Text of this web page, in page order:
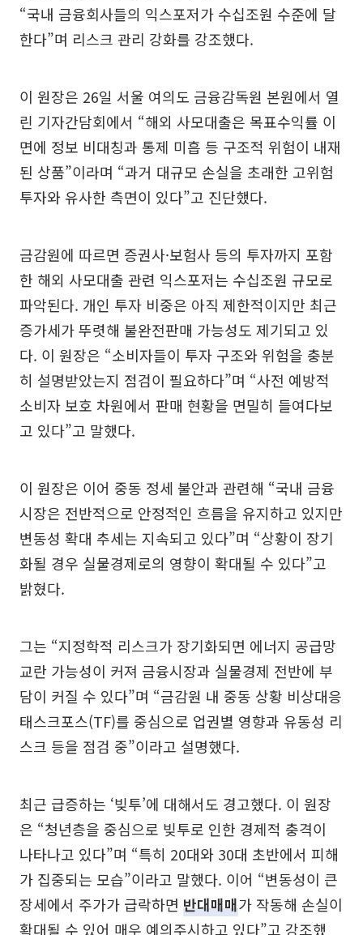
“국내 금융회사들의 익스포저가 수십조원 수준에 달
한다”며 리스크 관리 강화를 강조했다.
이 원장은 26일 서울 여의도 금융감독원 본원에서 열
린 기자간담회에서 “해외 사모대출은 목표수익률 이
면에 정보 비대칭과 통제 미흡 등 구조적 위험이 내재
된 상품”이라며 “과거 대규모 손실을 초래한 고위험
투자와 유사한 측면이 있다”고 진단했다.
금감원에 따르면 증권사·보험사 등의 투자까지 포함
한 해외 사모대출 관련 익스포저는 수십조원 규모로
파악된다. 개인 투자 비중은 아직 제한적이지만 최근
증가세가 뚜렷해 불완전판매 가능성도 제기되고 있
다. 이 원장은 “소비자들이 투자 구조와 위험을 충분
히 설명받았는지 점검이 필요하다”며 “사전 예방적
소비자 보호 차원에서 판매 현황을 면밀히 들여다보
고 있다”고 말했다.
이 원장은 이어 중동 정세 불안과 관련해 “국내 금융
시장은 전반적으로 안정적인 흐름을 유지하고 있지만
변동성 확대 추세는 지속되고 있다”며 “상황이 장기
화될 경우 실물경제로의 영향이 확대될 수 있다”고
밝혔다.
그는 “지정학적 리스크가 장기화되면 에너지 공급망
교란 가능성이 커져 금융시장과 실물경제 전반에 부
담이 커질 수 있다”며 “금감원 내 중동 상황 비상대응
태스크포스(TF)를 중심으로 업권별 영향과 유동성 리
스크 등을 점검 중”이라고 설명했다.
최근 급증하는 ‘빚투’에 대해서도 경고했다. 이 원장
은 “청년층을 중심으로 빚투로 인한 경제적 충격이
나타나고 있다”며 “특히 20대와 30대 초반에서 피해
가 집중되는 모습”이라고 말했다. 이어 “변동성이 큰
장세에서 주가가 급락하면 반대매매가 작동해 손실이
확대될 수 있어 매우 예의주시하고 있다”고 강조했